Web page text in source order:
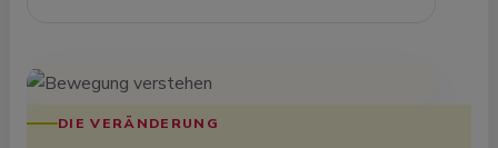
DIE VERÄNDERUNG